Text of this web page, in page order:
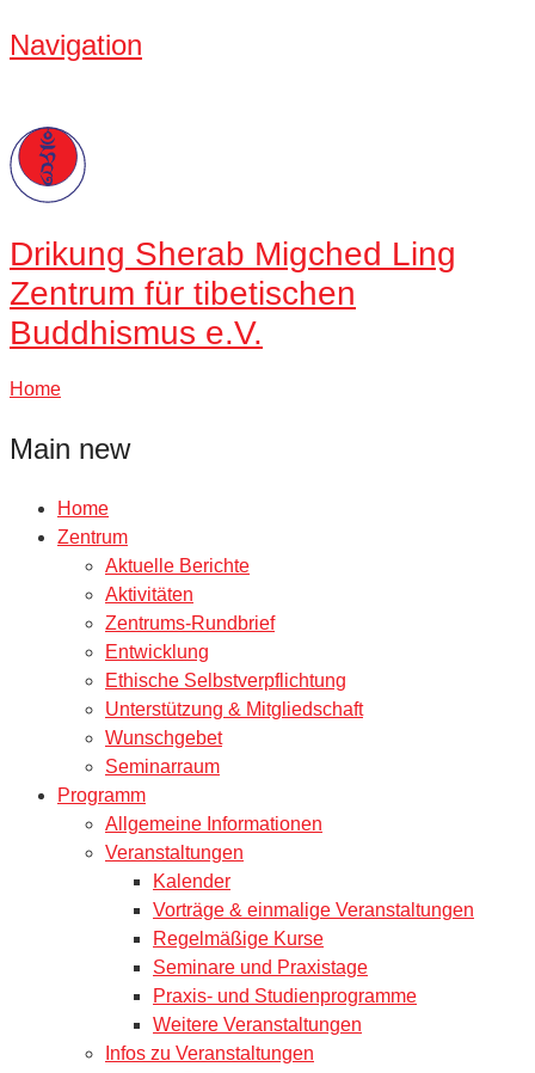
Navigation
Drikung Sherab Migched Ling
Zentrum für tibetischen
Buddhismus e.V.
Home
Main new
Home
Zentrum
Aktuelle Berichte
Aktivitäten
Zentrums-Rundbrief
Entwicklung
Ethische Selbstverpflichtung
Unterstützung & Mitgliedschaft
Wunschgebet
Seminarraum
Programm
Allgemeine Informationen
Veranstaltungen
Kalender
Vorträge & einmalige Veranstaltungen
Regelmäßige Kurse
Seminare und Praxistage
Praxis- und Studienprogramme
Weitere Veranstaltungen
Infos zu Veranstaltungen